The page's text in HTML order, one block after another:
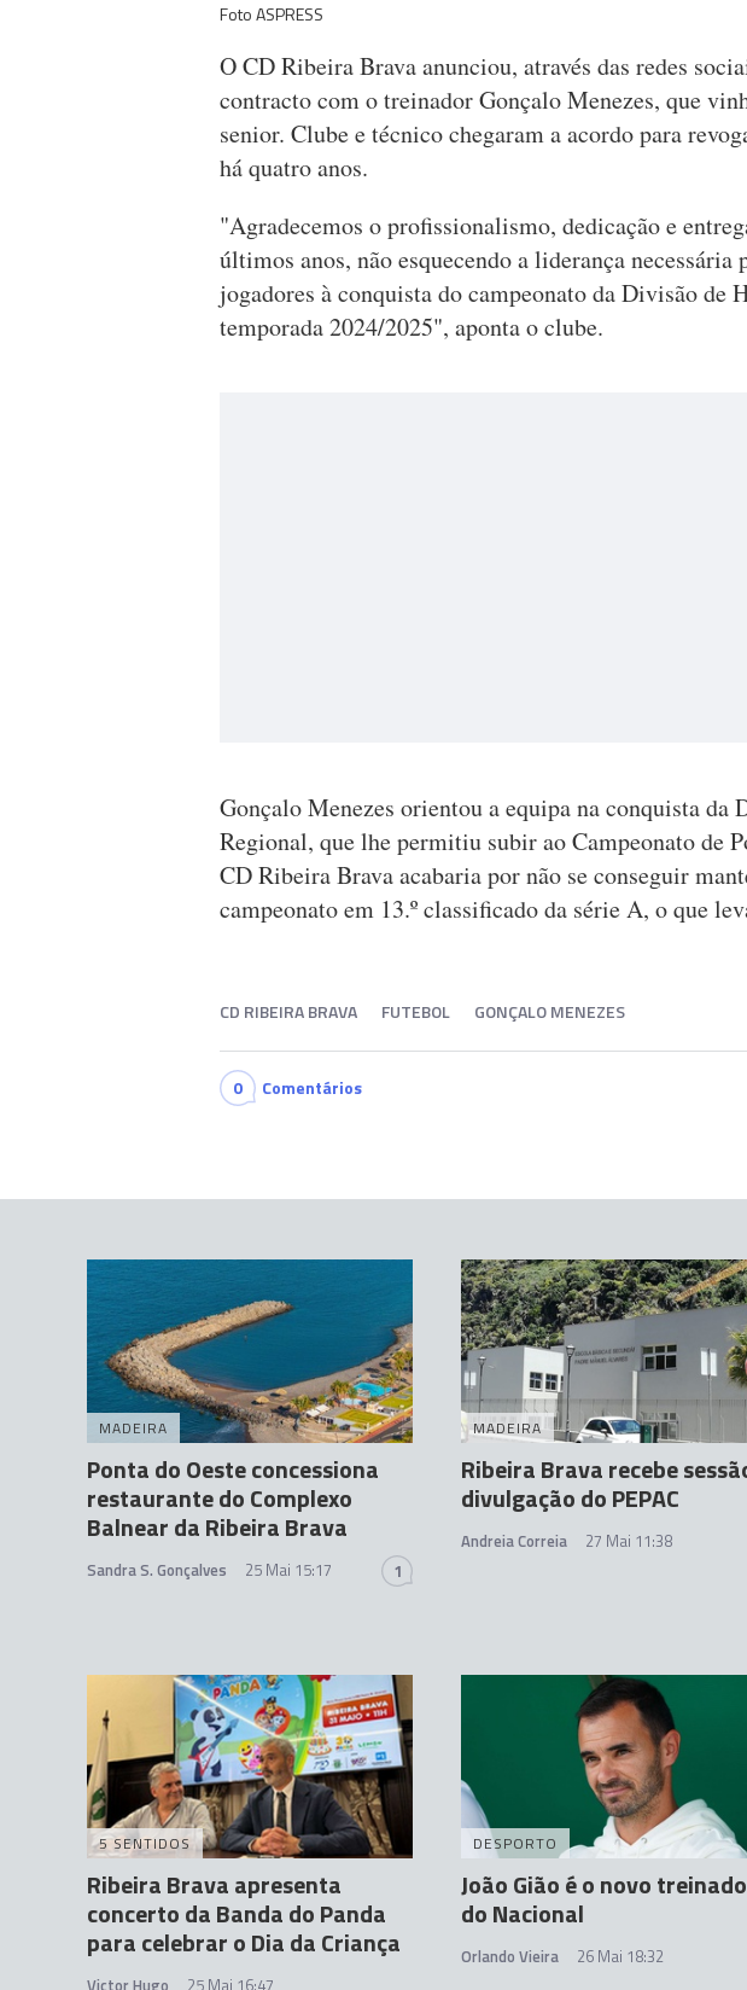
Foto ASPRESS
O CD Ribeira Brava anunciou, através das redes
contracto com o treinador Gonçalo Menezes, que
senior. Clube e técnico chegaram a acordo para
há quatro anos.
"Agradecemos o profissionalismo, dedicação e
últimos anos, não esquecendo a liderança necessária
jogadores à conquista do campeonato da Divisão de
temporada 2024/2025", aponta o clube.
Gonçalo Menezes orientou a equipa na conquista da
Regional, que lhe permitiu subir ao Campeonato de
CD Ribeira Brava acabaria por não se conseguir
campeonato em 13.º classificado da série A, o que
CD RIBEIRA BRAVA FUTEBOL GONÇALO MENEZES
0 Comentários
MADEIRA
Ponta do Oeste concessiona
restaurante do Complexo
Balnear da Ribeira Brava
Sandra S. Gonçalves 25 Mai 15:17 1
MADEIRA
Ribeira Brava recebe
divulgação do PEPAC
Andreia Correia 27 Mai 11:38
5 SENTIDOS
Ribeira Brava apresenta
concerto da Banda do Panda
para celebrar o Dia da Criança
Victor Hugo 25 Mai 16:47
DESPORTO
João Gião é o novo
do Nacional
Orlando Vieira 26 Mai 18:32